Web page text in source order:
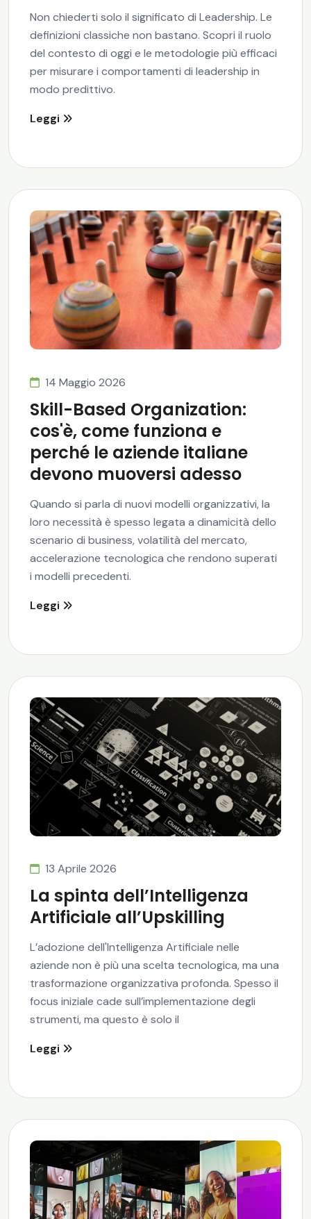
Non chiederti solo il significato di Leadership. Le
definizioni classiche non bastano. Scopri il ruolo
del contesto di oggi e le metodologie più efficaci
per misurare i comportamenti di leadership in
modo predittivo.
Leggi
14 Maggio 2026
Skill-Based Organization:
cos'è, come funziona e
perché le aziende italiane
devono muoversi adesso
Quando si parla di nuovi modelli organizzativi, la
loro necessità è spesso legata a dinamicità dello
scenario di business, volatilità del mercato,
accelerazione tecnologica che rendono superati
i modelli precedenti.
Leggi
13 Aprile 2026
La spinta dell’Intelligenza
Artificiale all’Upskilling
L’adozione dell'Intelligenza Artificiale nelle
aziende non è più una scelta tecnologica, ma una
trasformazione organizzativa profonda. Spesso il
focus iniziale cade sull’implementazione degli
strumenti, ma questo è solo il
Leggi